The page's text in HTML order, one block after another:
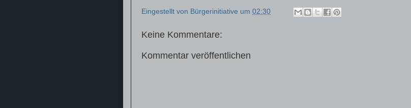
Eingestellt von Bürgerinitiative um 02:30
Keine Kommentare:
Kommentar veröffentlichen